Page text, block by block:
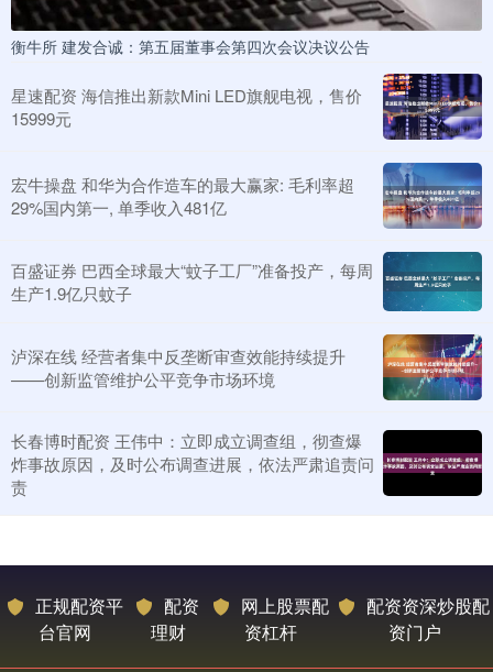
衡牛所 建发合诚：第五届董事会第四次会议决议公告
星速配资 海信推出新款Mini LED旗舰电视，售价
15999元
宏牛操盘 和华为合作造车的最大赢家: 毛利率超
29%国内第一, 单季收入481亿
百盛证券 巴西全球最大“蚊子工厂”准备投产，每周
生产1.9亿只蚊子
泸深在线 经营者集中反垄断审查效能持续提升
——创新监管维护公平竞争市场环境
长春博时配资 王伟中：立即成立调查组，彻查爆
炸事故原因，及时公布调查进展，依法严肃追责问
责
正规配资平
台官网
配资
理财
网上股票配
资杠杆
配资资深炒股配
资门户